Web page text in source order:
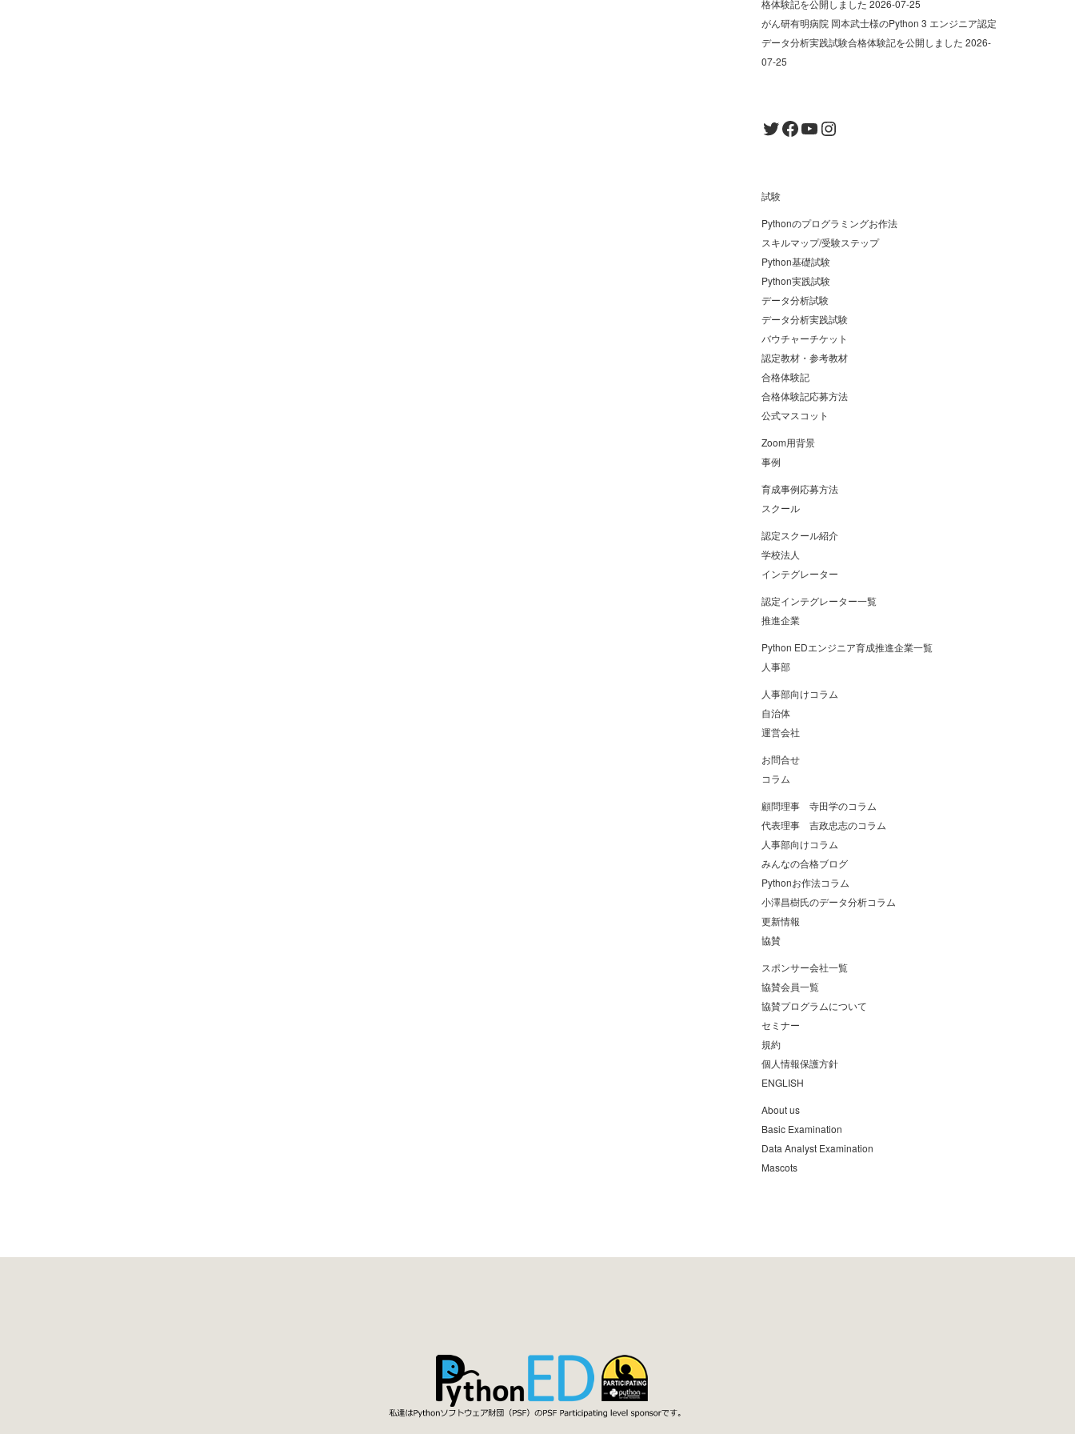
格体験記を公開しました 2026-07-25
がん研有明病院 岡本武士様のPython 3 エンジニア認定
データ分析実践試験合格体験記を公開しました 2026-
07-25
Twitter
Facebook
YouTube
Instagram
試験
Pythonのプログラミングお作法
スキルマップ/受験ステップ
Python基礎試験
Python実践試験
データ分析試験
データ分析実践試験
バウチャーチケット
認定教材・参考教材
合格体験記
合格体験記応募方法
公式マスコット
Zoom用背景
事例
育成事例応募方法
スクール
認定スクール紹介
学校法人
インテグレーター
認定インテグレーター一覧
推進企業
Python EDエンジニア育成推進企業一覧
人事部
人事部向けコラム
自治体
運営会社
お問合せ
コラム
顧問理事 寺田学のコラム
代表理事 吉政忠志のコラム
人事部向けコラム
みんなの合格ブログ
Pythonお作法コラム
小澤昌樹氏のデータ分析コラム
更新情報
協賛
スポンサー会社一覧
協賛会員一覧
協賛プログラムについて
セミナー
規約
個人情報保護方針
ENGLISH
About us
Basic Examination
Data Analyst Examination
Mascots